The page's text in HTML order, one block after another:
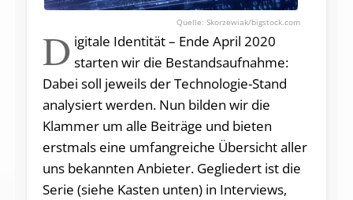
Skorzewiak/bigstock.com
D igitale Identität – Ende April 2020
starten wir die Bestands­auf­nahme:
Dabei soll jeweils der Technologie-Stand
analysiert werden. Nun bilden wir die
Klammer um alle Beiträge und bieten
erstmals eine umfangreiche Übersicht aller
uns bekannten Anbieter. Gegliedert ist die
Serie (siehe Kasten unten) in Interviews,